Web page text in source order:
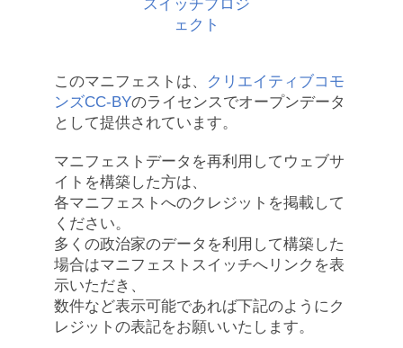
このマニフェストは、
クリエイティブコモ
ンズCC-BYのライセンスでオープンデータ
として提供されています。
マニフェストデータを再利用してウェブサ
イトを構築した方は、
各マニフェストへのクレジットを掲載して
ください。
多くの政治家のデータを利用して構築した
場合はマニフェストスイッチへリンクを表
示いただき、
数件など表示可能であれば下記のようにク
レジットの表記をお願いいたします。